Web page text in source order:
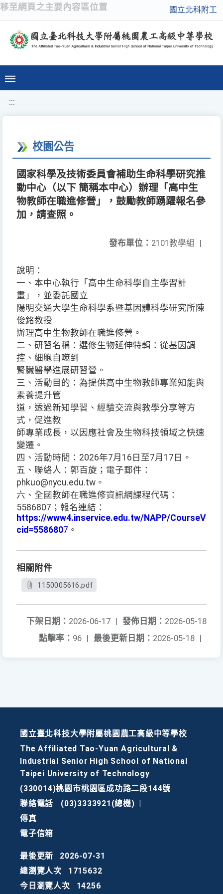
移至網頁之主要內容區位置 國立北科附工
:::
校園公告
國家科學及技術委員會補助生命科學研究推
動中心（以下 簡稱本中心）辦理「高中生
物教師在職進修營」，鼓勵教師踴躍報名參
加，請查照。
發布單位： 2101教學組 |
說明：
一、本中心執行「高中生命科學自主學習計
畫」，並委託國立
陽明交通大學生命科學系暨基因體科學研究所陳
俊銘教授
辦理高中生物教師在職進修營。
二、研習名稱：選修生物延伸特輯：從基因調
控、細胞自噬到
腎臟醫學進展研習營。
三、活動目的：為提供高中生物教師專業知能與
素養提升管
道，透過新知學習、經驗交流與教學分享等方
式，促進教
師專業成長，以因應社會及生物科技領域之快速
變遷。
四、活動時間：2026年7月16日至7月17日。
五、聯絡人：郭百旋；電子郵件：
phkuo@nycu.edu.tw。
六、全國教師在職進修資訊網課程代碼：
5586807；報名連結：
https://www4.inservice.edu.tw/NAPP/
cid=5586807 。
相關附件
1150005616.pdf
發佈日期： 2026-05-18
下架日期： 2026-06-17 |
最後更新日期： 2026-05-18 |
點擊率： 96 |
國立臺北科技大學附屬桃園農工高級中等學校
The Affiliated Tao-Yuan Agricultural &
Industrial Senior High School of National
Taipei University of Technology
(330014)桃園市桃園區成功路二段144號
聯絡電話
(03)3333921(總機)
傳真
電子信箱
最後更新
2026-07-31
總瀏覽人次
1715632
今日瀏覽人次
14256